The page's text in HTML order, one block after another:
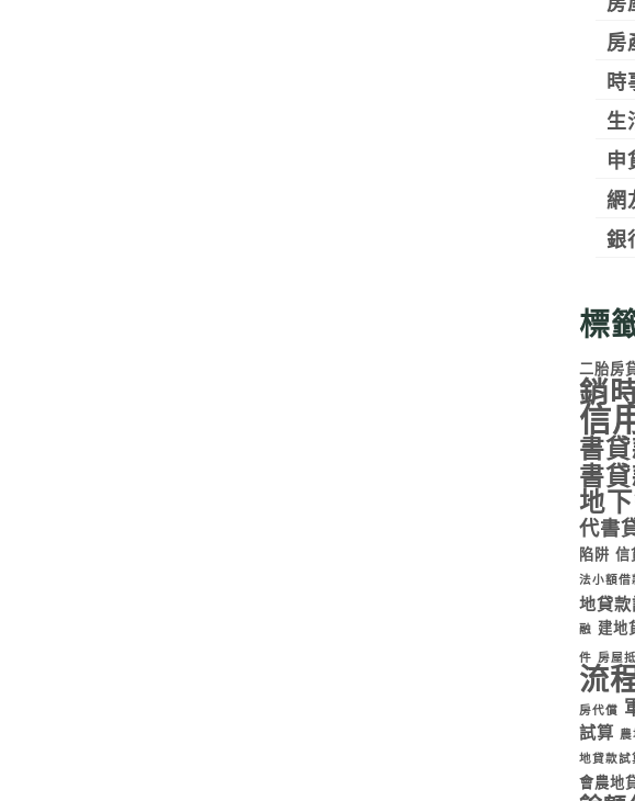
房
時
生
申
網
銀
標
二胎房
銷
信
書
書
地
代書
陷阱 信
法小額借
地貸款
融
建地
件 房屋
流
房代償
試算
農
地貸款試
會農地